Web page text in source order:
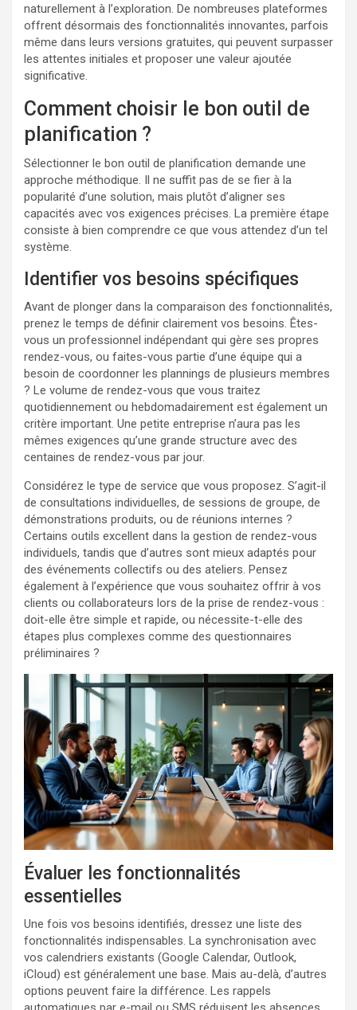
naturellement à l’exploration. De nombreuses plateformes
offrent désormais des fonctionnalités innovantes, parfois
même dans leurs versions gratuites, qui peuvent surpasser
les attentes initiales et proposer une valeur ajoutée
significative.
Comment choisir le bon outil de
planification ?
Sélectionner le bon outil de planification demande une
approche méthodique. Il ne suffit pas de se fier à la
popularité d’une solution, mais plutôt d’aligner ses
capacités avec vos exigences précises. La première étape
consiste à bien comprendre ce que vous attendez d’un tel
système.
Identifier vos besoins spécifiques
Avant de plonger dans la comparaison des fonctionnalités,
prenez le temps de définir clairement vos besoins. Êtes-
vous un professionnel indépendant qui gère ses propres
rendez-vous, ou faites-vous partie d’une équipe qui a
besoin de coordonner les plannings de plusieurs membres
? Le volume de rendez-vous que vous traitez
quotidiennement ou hebdomadairement est également un
critère important. Une petite entreprise n’aura pas les
mêmes exigences qu’une grande structure avec des
centaines de rendez-vous par jour.
Considérez le type de service que vous proposez. S’agit-il
de consultations individuelles, de sessions de groupe, de
démonstrations produits, ou de réunions internes ?
Certains outils excellent dans la gestion de rendez-vous
individuels, tandis que d’autres sont mieux adaptés pour
des événements collectifs ou des ateliers. Pensez
également à l’expérience que vous souhaitez offrir à vos
clients ou collaborateurs lors de la prise de rendez-vous :
doit-elle être simple et rapide, ou nécessite-t-elle des
étapes plus complexes comme des questionnaires
préliminaires ?
Évaluer les fonctionnalités
essentielles
Une fois vos besoins identifiés, dressez une liste des
fonctionnalités indispensables. La synchronisation avec
vos calendriers existants (Google Calendar, Outlook,
iCloud) est généralement une base. Mais au-delà, d’autres
options peuvent faire la différence. Les rappels